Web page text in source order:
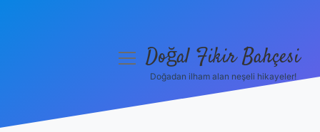
menüyüDoğal Fikir Bahçesi
Doğadan ilham alan neşeli hikayeler!